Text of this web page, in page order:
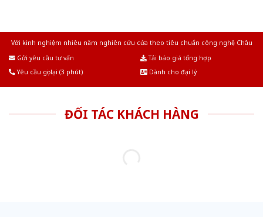
Với kinh nghiệm nhiêu năm nghiên cứu cửa theo tiêu chuẩn công nghệ Châu
Gửi yêu cầu tư vấn
Tải báo giá tổng hợp
Yêu cầu gọi lại (3 phút)
Dành cho đại lý
ĐỐI TÁC KHÁCH HÀNG